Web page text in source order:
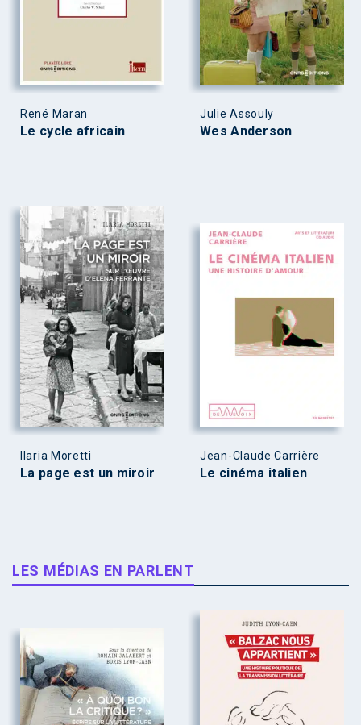
René Maran
Le cycle africain
Julie Assouly
Wes Anderson
Ilaria Moretti
La page est un miroir
Jean-Claude Carrière
Le cinéma italien
LES MÉDIAS EN PARLENT